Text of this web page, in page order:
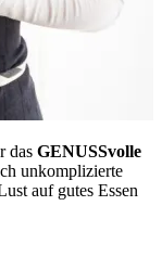
das GENUSSvolle
unkomplizierte
auf gutes Essen